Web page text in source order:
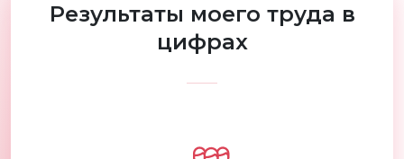
Результаты моего труда в
цифрах